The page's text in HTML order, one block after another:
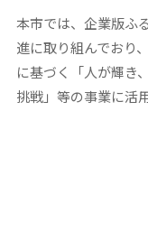
本市では、企業版ふ
進に取り組んでおり
に基づく「人が輝き
挑戦」等の事業に活